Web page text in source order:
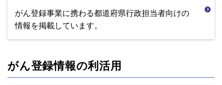
がん登録事業に携わる都道府県行政担当者向けの
情報を掲載しています。
がん登録情報の利活用